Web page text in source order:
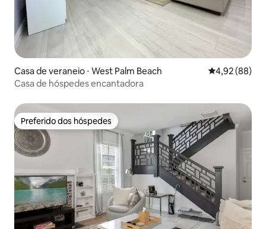
Casa de veraneio ⋅ West Palm Beach 4,92 de uma
4,92 (88)
Casa de hóspedes encantadora
Preferido dos hóspedes
Preferido dos hóspedes